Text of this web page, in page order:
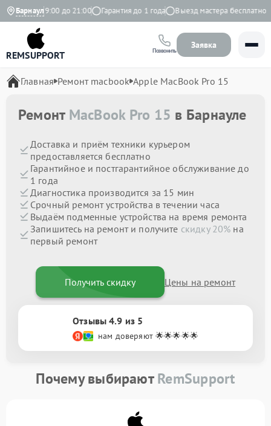
Барнаул
с 9:00 до 21:00 Гарантия до 1 года Выезд мастера бесплатно
REMSUPPORT Позвонить
Заявка
Главная Ремонт macbook Apple MacBook Pro 15
Ремонт MacBook Pro 15 в Барнауле
Доставка и приём техники курьером
предоставляется бесплатно
Гарантийное и постгарантийное обслуживание до
1 года
Диагностика производится за 15 мин
Срочный ремонт устройства в течении часа
Выдаём подменные устройства на время ремонта
Запишитесь на ремонт и получите скидку 20% на
первый ремонт
Получить скидку Цены на ремонт
Отзывы 4.9 из 5
нам доверяют 🌟🌟🌟🌟🌟
Почему выбираютRemSupport